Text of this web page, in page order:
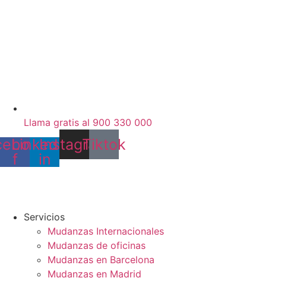
Llama gratis al 900 330 000
f
Linkedin-
in
Instagram
Tiktok
Servicios
Mudanzas Internacionales
Mudanzas de oficinas
Mudanzas en Barcelona
Mudanzas en Madrid